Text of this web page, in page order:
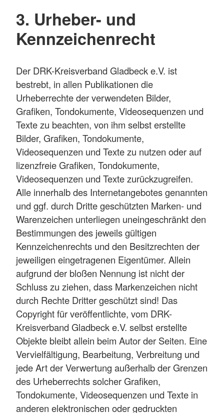
3. Urheber- und
Kennzeichenrecht
Der DRK-Kreisverband Gladbeck e.V. ist
bestrebt, in allen Publikationen die
Urheberrechte der verwendeten Bilder,
Grafiken, Tondokumente, Videosequenzen und
Texte zu beachten, von ihm selbst erstellte
Bilder, Grafiken, Tondokumente,
Videosequenzen und Texte zu nutzen oder auf
lizenzfreie Grafiken, Tondokumente,
Videosequenzen und Texte zurückzugreifen.
Alle innerhalb des Internetangebotes genannten
und ggf. durch Dritte geschützten Marken- und
Warenzeichen unterliegen uneingeschränkt den
Bestimmungen des jeweils gültigen
Kennzeichenrechts und den Besitzrechten der
jeweiligen eingetragenen Eigentümer. Allein
aufgrund der bloßen Nennung ist nicht der
Schluss zu ziehen, dass Markenzeichen nicht
durch Rechte Dritter geschützt sind! Das
Copyright für veröffentlichte, vom DRK-
Kreisverband Gladbeck e.V. selbst erstellte
Objekte bleibt allein beim Autor der Seiten. Eine
Vervielfältigung, Bearbeitung, Verbreitung und
jede Art der Verwertung außerhalb der Grenzen
des Urheberrechts solcher Grafiken,
Tondokumente, Videosequenzen und Texte in
anderen elektronischen oder gedruckten